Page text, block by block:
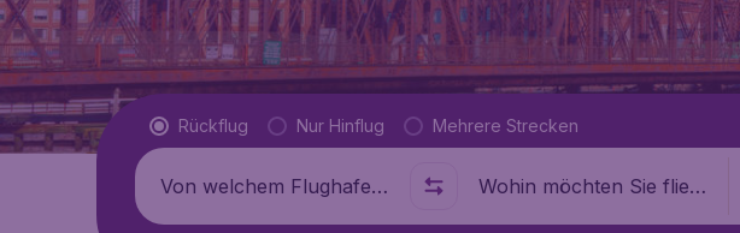
Flugtyp
Rückflug Nur Hinflug Mehrere Strecken
Abflug von Wohin